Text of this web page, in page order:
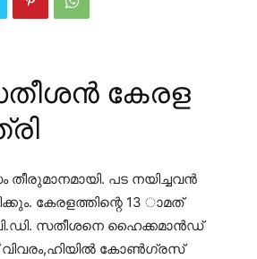
കേരള
തീരുമാനമായി. പട നയിച്ചവന്‍
കേരളത്തിന്റെ 13 ാമത്
സതീശനെ ഹൈക്കമാന്‍ഡ്
വിവരം,ഹിയില്‍ കോണ്‍ഗ്രസ്